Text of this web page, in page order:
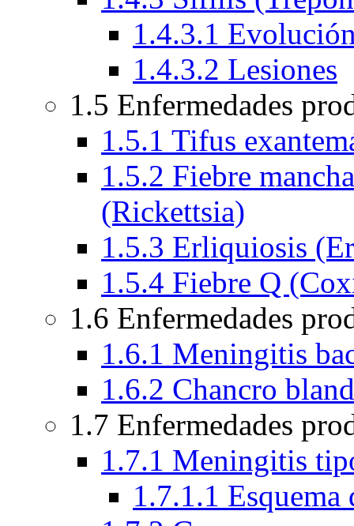
1.4.3.1
1.4.3.2 Lesiones
1.5 Enfermedades
1.5.1 Tifus
1.5.2 Fiebre
(Rickettsia)
1.5.3 Erliquiosis
1.5.4 Fiebre Q
1.6 Enfermedades
1.6.1 Meningitis
1.6.2 Chancro
1.7 Enfermedades
1.7.1 Meningitis
1.7.1.1 Esquema